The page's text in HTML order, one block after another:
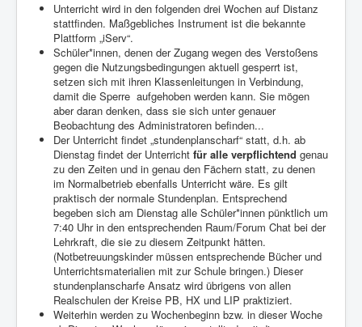
Unterricht wird in den folgenden drei Wochen auf Distanz
stattfinden. Maßgebliches Instrument ist die bekannte
Plattform „iServ“.
Schüler*innen, denen der Zugang wegen des Verstoßens
gegen die Nutzungsbedingungen aktuell gesperrt ist,
setzen sich mit ihren Klassenleitungen in Verbindung,
damit die Sperre aufgehoben werden kann. Sie mögen
aber daran denken, dass sie sich unter genauer
Beobachtung des Administratoren befinden...
Der Unterricht findet „stundenplanscharf“ statt, d.h. ab
Dienstag findet der Unterricht für alle verpflichtend genau
zu den Zeiten und in genau den Fächern statt, zu denen
im Normalbetrieb ebenfalls Unterricht wäre. Es gilt
praktisch der normale Stundenplan. Entsprechend
begeben sich am Dienstag alle Schüler*innen pünktlich um
7:40 Uhr in den entsprechenden Raum/Forum Chat bei der
Lehrkraft, die sie zu diesem Zeitpunkt hätten.
(Notbetreuungskinder müssen entsprechende Bücher und
Unterrichtsmaterialien mit zur Schule bringen.) Dieser
stundenplanscharfe Ansatz wird übrigens von allen
Realschulen der Kreise PB, HX und LIP praktiziert.
Weiterhin werden zu Wochenbeginn bzw. in dieser Woche